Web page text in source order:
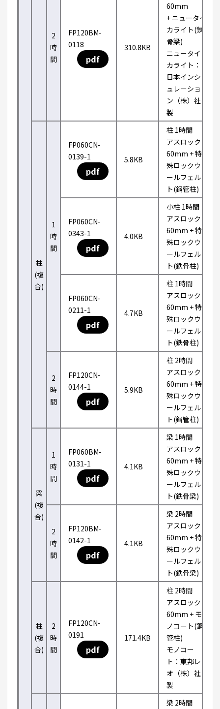
2
時
間
FP120BM-
0118
pdf
310.8KB
60mm
+ ニュータイ
カライト(鉄
骨梁)
ニュータイ
カライト：
日本インシ
ュレーショ
ン（株）社
製
柱
(複
合)
1
時
間
FP060CN-
0139-1
pdf
5.8KB
柱 1時間
アスロック
60mm + 特
殊ロックウ
ールフェル
ト(鋼管柱)
FP060CN-
0343-1
pdf
4.0KB
小柱 1時間
アスロック
60mm + 特
殊ロックウ
ールフェル
ト(鉄骨柱)
FP060CN-
0211-1
pdf
4.7KB
柱 1時間
アスロック
60mm + 特
殊ロックウ
ールフェル
ト(鉄骨柱)
2
時
間
FP120CN-
0144-1
pdf
5.9KB
柱 2時間
アスロック
60mm + 特
殊ロックウ
ールフェル
ト(鋼管柱)
梁
(複
合)
1
時
間
FP060BM-
0131-1
pdf
4.1KB
梁 1時間
アスロック
60mm + 特
殊ロックウ
ールフェル
ト(鉄骨梁)
2
時
間
FP120BM-
0142-1
pdf
4.1KB
梁 2時間
アスロック
60mm + 特
殊ロックウ
ールフェル
ト(鉄骨梁)
柱
(複
合)
2
時
間
FP120CN-
0191
pdf
171.4KB
柱 2時間
アスロック
60mm + モ
ノコート(鋼
管柱)
モノコー
ト：東邦レ
オ（株）社
製
梁 2時間